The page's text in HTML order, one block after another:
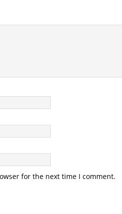
for the next time I comment.